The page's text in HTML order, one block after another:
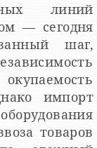
линий
— сегодня
шаг,
импорт
товаров